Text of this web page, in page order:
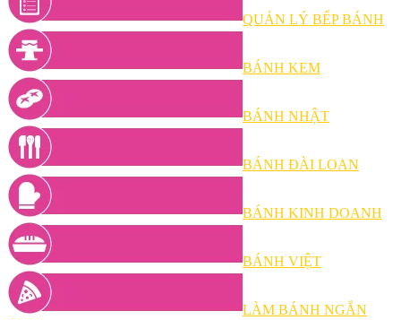
QUẢN LÝ BẾP BÁNH
BÁNH KEM
BÁNH NHẬT
BÁNH ĐÀI LOAN
BÁNH KINH DOANH
BÁNH VIỆT
LÀM BÁNH NGẮN